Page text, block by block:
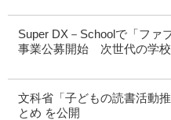
Super DX－Schoolで「フ
事業公募開始 次世代の学
文科省「子どもの読書活動
とめ を公開